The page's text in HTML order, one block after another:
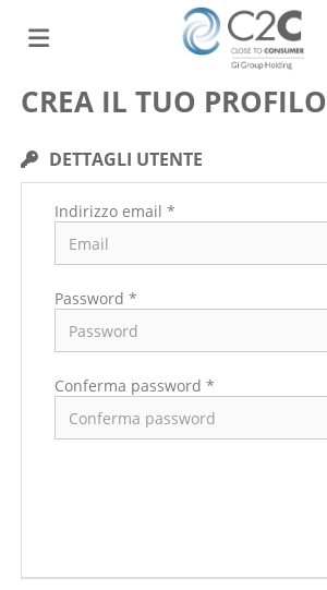
Home
Offerte
di
lavoro
Carica
il
CV
Login
CREA IL TUO PROFILO
DETTAGLI UTENTE
Indirizzo email *
Password *
Conferma password *